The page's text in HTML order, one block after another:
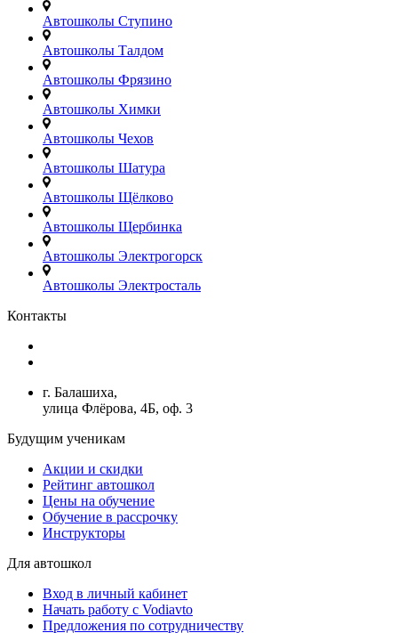
Автошколы Ступино
Автошколы Талдом
Автошколы Фрязино
Автошколы Химки
Автошколы Чехов
Автошколы Шатура
Автошколы Щёлково
Автошколы Щербинка
Автошколы Электрогорск
Автошколы Электросталь
Контакты
г. Балашиха,
улица Флёрова, 4Б, оф. 3
Будущим ученикам
Акции и скидки
Рейтинг автошкол
Цены на обучение
Обучение в рассрочку
Инструкторы
Для автошкол
Вход в личный кабинет
Начать работу с Vodiavto
Предложения по сотрудничеству